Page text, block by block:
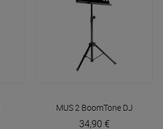
MUS 2 BoomTone DJ
34,90 €